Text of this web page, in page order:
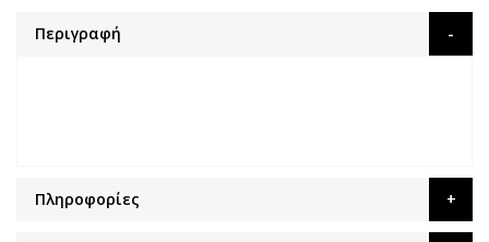
Περιγραφή
Πληροφορίες